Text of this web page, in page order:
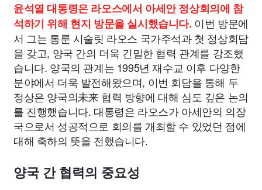
윤석열 대통령은 라오스에서 아세안 정상회의에 참
석하기 위해 현지 방문을 실시했습니다. 이번 방문에
서 그는 통룬 시술릿 라오스 국가주석과 첫 정상회담
을 갖고, 양국 간의 더욱 긴밀한 협력 관계를 강조했
습니다. 양국의 관계는 1995년 재수교 이후 다양한
분야에서 더욱 발전해왔으며, 이번 회담을 통해 두
정상은 양국의未来 협력 방향에 대해 심도 깊은 논의
를 진행했습니다. 대통령은 라오스가 아세안의 의장
국으로서 성공적으로 회의를 개최할 수 있었던 점에
대해 축하의 뜻을 전했습니다.
양국 간 협력의 중요성